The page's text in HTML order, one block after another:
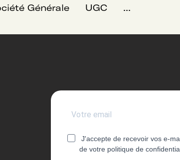
Générale
UGC ...
J'accepte de recevoir vos e-
de votre politique de